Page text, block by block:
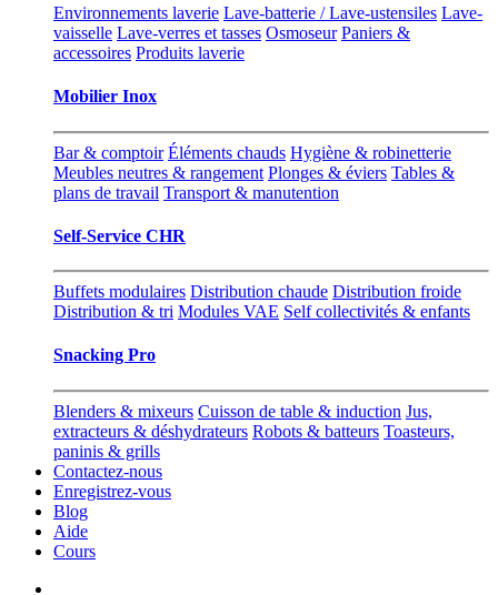
Environnements laverie Lave-batterie / Lave-ustensiles Lave-
vaisselle Lave-verres et tasses Osmoseur Paniers &
accessoires Produits laverie
Mobilier Inox
Bar & comptoir Éléments chauds Hygiène & robinetterie
Meubles neutres & rangement Plonges & éviers Tables &
plans de travail Transport & manutention
Self-Service CHR
Buffets modulaires Distribution chaude Distribution froide
Distribution & tri Modules VAE Self collectivités & enfants
Snacking Pro
Blenders & mixeurs Cuisson de table & induction Jus,
extracteurs & déshydrateurs Robots & batteurs Toasteurs,
paninis & grills
Contactez-nous
Enregistrez-vous
Blog
Aide
Cours